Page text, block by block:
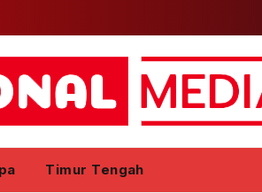
Timur Tengah